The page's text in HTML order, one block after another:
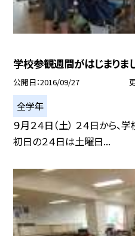
学校参観週間がはじまりま
公開日 2016/09/27
全学年
９月２４日（土） ２４日から、
初日の２４日は土曜日...